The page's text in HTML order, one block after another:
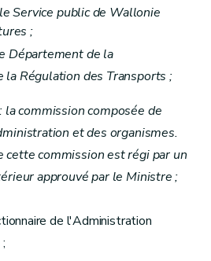
Service public de Wallonie
;
Département de la
Régulation des Transports ;
la commission composée de
et des organismes.
cette commission est régi par un
approuvé par le Ministre ;
de l'Administration